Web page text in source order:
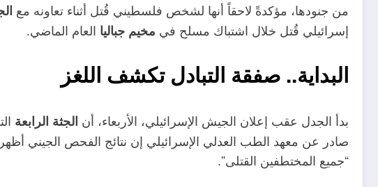
من جنودها، مؤكدةً لاحقاً أنها لشخص فلسطيني قُتل أثناء تعاونه مع
إسرائيلي قُتل خلال اشتباك مسلح في مخيم جباليا العام الماضي.​
البداية.. صفقة التبادل تكشف اللغز
بدأ الجدل عقب إعلان الجيش الإسرائيلي، الأربعاء، أن الجثة الرابعة
صادر عن معهد الطب العدلي الإسرائيلي إن نتائج الفحص الجيني
“جميع المختطفين القتلى”.